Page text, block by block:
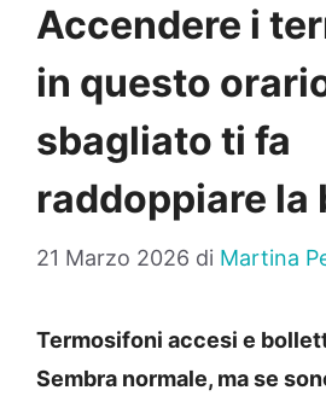
Accendere i
in questo
sbagliato ti fa
raddoppiare la
21 Marzo 2026 di Martina
Termosifoni accesi e
Sembra normale, ma se